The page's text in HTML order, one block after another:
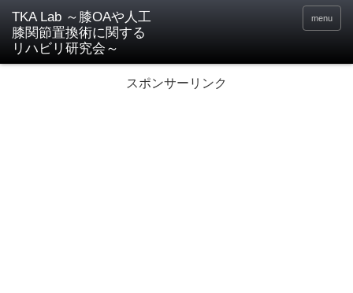
TKA Lab ～膝OAや人工
膝関節置換術に関する
リハビリ研究会～
menu
スポンサーリンク